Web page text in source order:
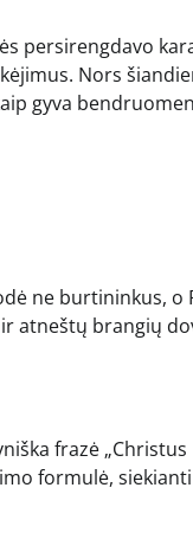
persirengdavo
Nors
gyva
ne burtininkus, o
atneštų brangių
frazė „Christus
formulė, siekianti